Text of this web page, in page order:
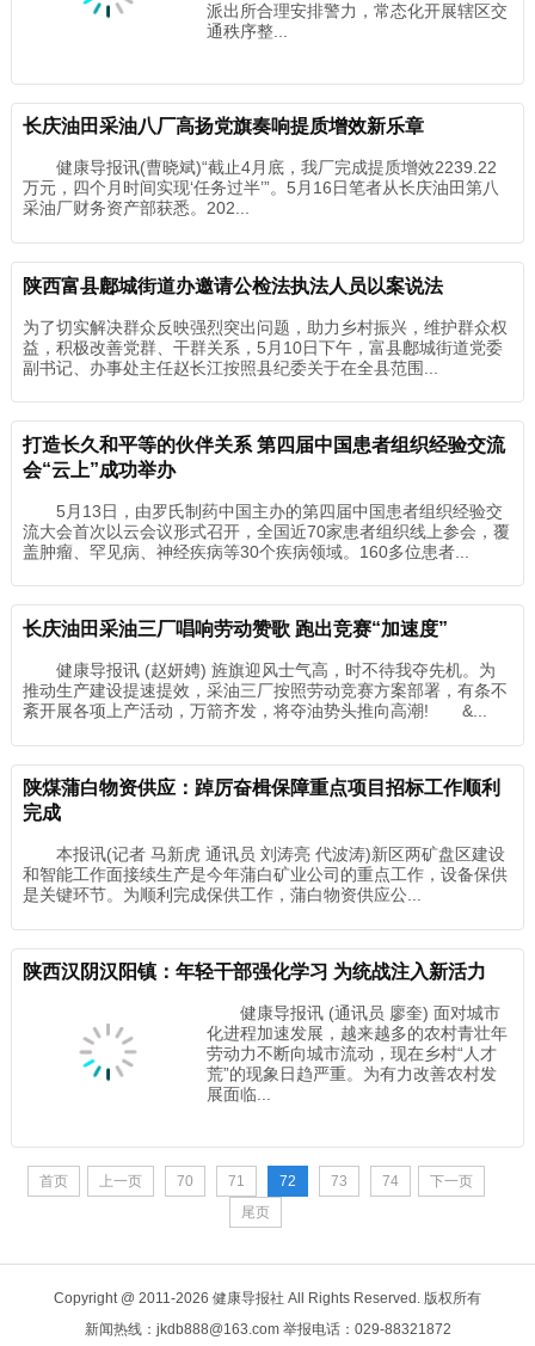
派出所合理安排警力，常态化开展辖区交
通秩序整...
长庆油田采油八厂高扬党旗奏响提质增效新乐章
健康导报讯(曹晓斌)“截止4月底，我厂完成提质增效2239.22
万元，四个月时间实现‘任务过半’”。5月16日笔者从长庆油田第八
采油厂财务资产部获悉。202...
陕西富县鄜城街道办邀请公检法执法人员以案说法
为了切实解决群众反映强烈突出问题，助力乡村振兴，维护群众权
益，积极改善党群、干群关系，5月10日下午，富县鄜城街道党委
副书记、办事处主任赵长江按照县纪委关于在全县范围...
打造长久和平等的伙伴关系 第四届中国患者组织经验交流
会“云上”成功举办
5月13日，由罗氏制药中国主办的第四届中国患者组织经验交
流大会首次以云会议形式召开，全国近70家患者组织线上参会，覆
盖肿瘤、罕见病、神经疾病等30个疾病领域。160多位患者...
长庆油田采油三厂唱响劳动赞歌 跑出竞赛“加速度”
健康导报讯 (赵妍娉) 旌旗迎风士气高，时不待我夺先机。为
推动生产建设提速提效，采油三厂按照劳动竞赛方案部署，有条不
紊开展各项上产活动，万箭齐发，将夺油势头推向高潮! &...
陕煤蒲白物资供应：踔厉奋楫保障重点项目招标工作顺利
完成
本报讯(记者 马新虎 通讯员 刘涛亮 代波涛)新区两矿盘区建设
和智能工作面接续生产是今年蒲白矿业公司的重点工作，设备保供
是关键环节。为顺利完成保供工作，蒲白物资供应公...
陕西汉阴汉阳镇：年轻干部强化学习 为统战注入新活力
健康导报讯 (通讯员 廖奎) 面对城市
化进程加速发展，越来越多的农村青壮年
劳动力不断向城市流动，现在乡村“人才
荒”的现象日趋严重。为有力改善农村发
展面临...
首页 上一页 70 71 72 73 74
下一页
尾页
Copyright @ 2011-2026 健康导报社 All Rights Reserved. 版权所有
新闻热线：jkdb888@163.com 举报电话：029-88321872